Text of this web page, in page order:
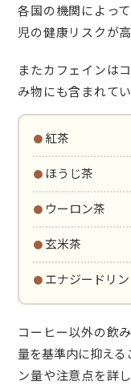
各国の機関によっ
児の健康リスクが
またカフェインは
み物にも含まれてい
・紅茶
・ほうじ茶
・ウーロン茶
・玄米茶
・エナジードリン
コーヒー以外の飲
量を基準内に抑える
ン量や注意点を詳